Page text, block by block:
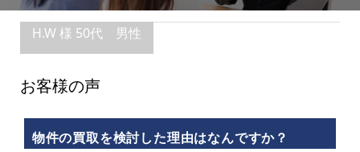
H.W 様 50代 男性
お客様の声
物件の買取を検討した理由はなんですか？